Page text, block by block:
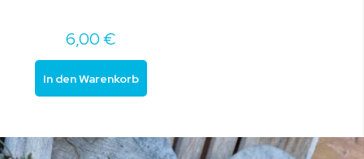
6,00 €
In den Warenkorb